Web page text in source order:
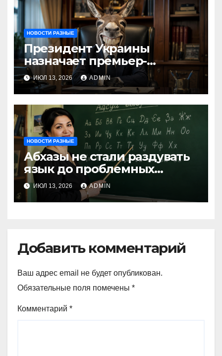
НОВОСТИ РАЗНЫЕ
Президент Украины
назначает премьер-
министра послицей
ИЮЛ 13, 2026 ADMIN
НОВОСТИ РАЗНЫЕ
Абхазы не стали раздувать
язык до проблемных
размеров
ИЮЛ 13, 2026 ADMIN
Добавить комментарий
Ваш адрес email не будет опубликован.
Обязательные поля помечены *
Комментарий *